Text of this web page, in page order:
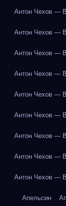
Антон Чехов —
Антон Чехов —
Антон Чехов —
Антон Чехов —
Антон Чехов —
Антон Чехов —
Антон Чехов —
Антон Чехов —
Антон Чехов —
Апельсин